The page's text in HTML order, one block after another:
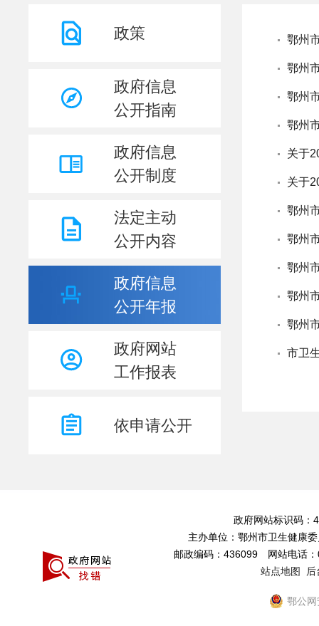
政策
政府信息
公开指南
政府信息
公开制度
法定主动
公开内容
政府信息
公开年报
政府网站
工作报表
依申请公开
鄂州
鄂州
鄂州
鄂州
关于
关于
鄂州
鄂州
鄂州
鄂州
鄂州
市卫
政府网站标识码：
主办单位：鄂州市卫生健康
邮政编码：436099 网站电话
站点地图
后
鄂公